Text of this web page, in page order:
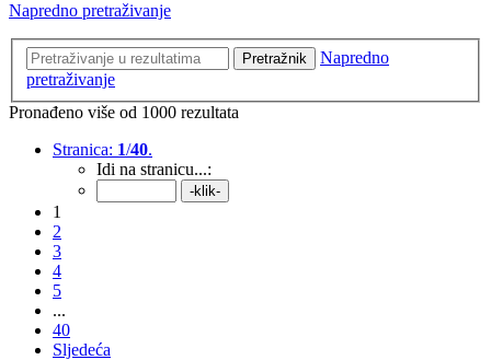
Napredno pretraživanje
Pretražnik
Napredno
pretraživanje
Pronađeno više od 1000 rezultata
Stranica: 1/40.
Idi na stranicu...:
1
2
3
4
5
...
40
Sljedeća